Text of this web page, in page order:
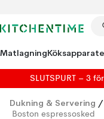
Matlagning
SLUTSPURT – 3
Dukning & Servering /
Boston espressosked